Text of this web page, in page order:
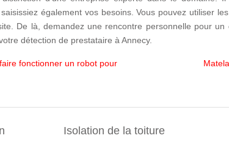
également vos besoins. Vous pouvez utiliser
De là, demandez une rencontre personnelle pour un
détection de prestataire à Annecy.
fonctionner un robot pour
Isolation de la toiture